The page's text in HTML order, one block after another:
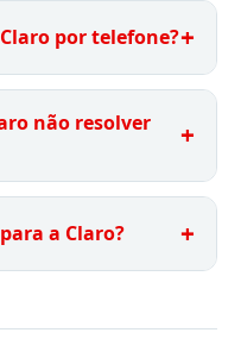
por telefone?
não resolver
a Claro?